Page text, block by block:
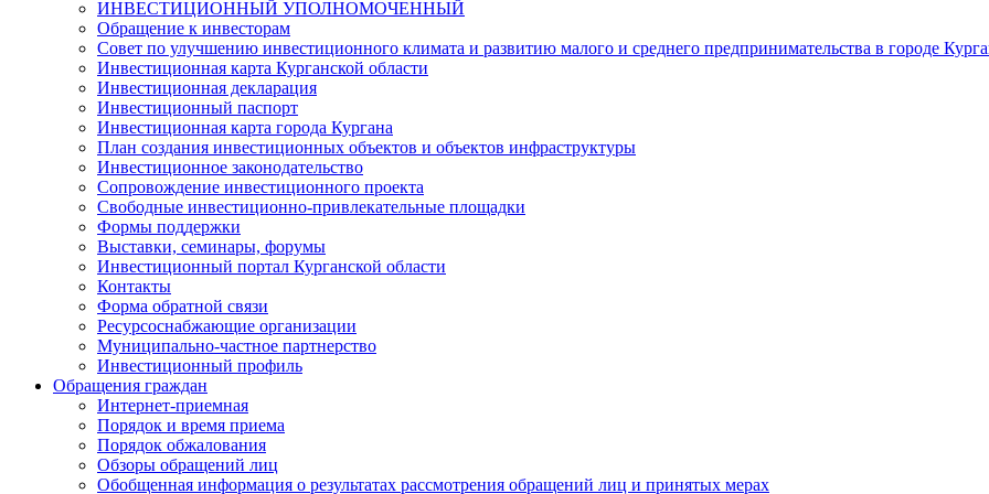
ИНВЕСТИЦИОННЫЙ УПОЛНОМОЧЕННЫЙ
Обращение к инвесторам
Совет по улучшению инвестиционного климата и развитию малого и среднего предпринимательства в городе
Инвестиционная карта Курганской области
Инвестиционная декларация
Инвестиционный паспорт
Инвестиционная карта города Кургана
План создания инвестиционных объектов и объектов инфраструктуры
Инвестиционное законодательство
Сопровождение инвестиционного проекта
Свободные инвестиционно-привлекательные площадки
Формы поддержки
Выставки, семинары, форумы
Инвестиционный портал Курганской области
Контакты
Форма обратной связи
Ресурсоснабжающие организации
Муниципально-частное партнерство
Инвестиционный профиль
Обращения граждан
Интернет-приемная
Порядок и время приема
Порядок обжалования
Обзоры обращений лиц
Обобщенная информация о результатах рассмотрения обращений лиц и принятых мерах